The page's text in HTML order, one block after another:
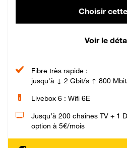
Choisir
Voir le
Fibre très rapide :
jusqu'à ↓ 2 Gbit/s ↑ 800
Livebox 6 : Wifi 6E
Jusqu’à 200 chaînes TV + 1
option à 5€/mois